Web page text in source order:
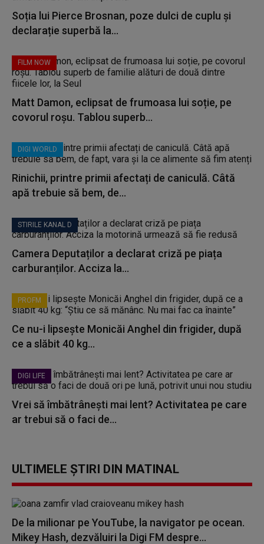
Soția lui Pierce Brosnan, poze dulci de cuplu și
declarație superbă la...
FILM NOW
Matt Damon, eclipsat de frumoasa lui soție, pe
covorul roșu. Tablou superb...
DIGI WORLD
Rinichii, printre primii afectați de caniculă. Câtă
apă trebuie să bem, de...
STIRILE KANAL D
Camera Deputaților a declarat criză pe piața
carburanților. Acciza la...
PROFM
Ce nu-i lipsește Monicăi Anghel din frigider, după
ce a slăbit 40 kg...
DIGI LIFE
Vrei să îmbătrânești mai lent? Activitatea pe care
ar trebui să o faci de...
ULTIMELE ȘTIRI DIN MATINAL
De la milionar pe YouTube, la navigator pe ocean.
Mikey Hash, dezvăluiri la Digi FM despre...